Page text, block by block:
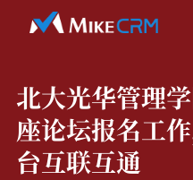
北大光华管理学
座论坛报名工
台互联互通